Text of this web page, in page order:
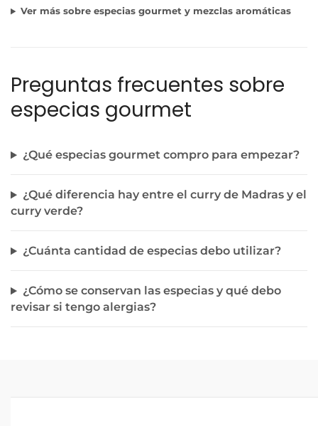
Ver más sobre especias gourmet y mezclas aromáticas
Preguntas frecuentes sobre
especias gourmet
¿Qué especias gourmet compro para empezar?
¿Qué diferencia hay entre el curry de Madras y el
curry verde?
¿Cuánta cantidad de especias debo utilizar?
¿Cómo se conservan las especias y qué debo
revisar si tengo alergias?